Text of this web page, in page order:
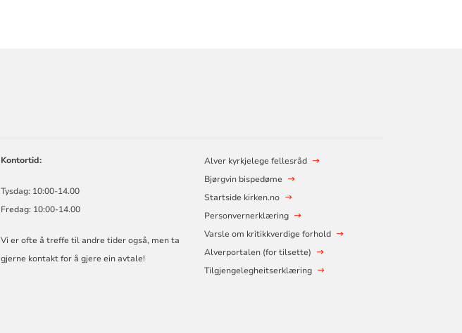
Kontortid:
Tysdag: 10:00-14.00
Fredag: 10:00-14.00
Vi er ofte å treffe til andre tider også, men ta
gjerne kontakt for å gjere ein avtale!
Alver kyrkjelege fellesråd
Bjørgvin bispedøme
Startside kirken.no
Personvernerklæring
Varsle om kritikkverdige forhold
Alverportalen (for tilsette)
Tilgjengelegheitserklæring